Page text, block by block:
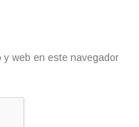
y web en este navegador